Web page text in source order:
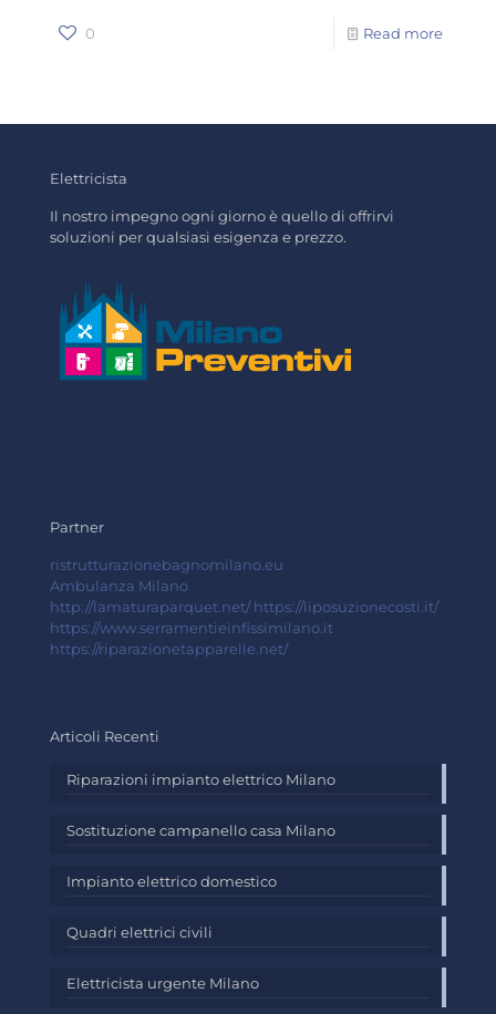
0 Read more
Elettricista
Il nostro impegno ogni giorno è quello di offrirvi
soluzioni per qualsiasi esigenza e prezzo.
Partner
ristrutturazionebagnomilano.eu
Ambulanza Milano
http://lamaturaparquet.net/ https://liposuzionecosti.it/
https://www.serramentieinfissimilano.it
https://riparazionetapparelle.net/
Articoli Recenti
Riparazioni impianto elettrico Milano
Sostituzione campanello casa Milano
Impianto elettrico domestico
Quadri elettrici civili
Elettricista urgente Milano